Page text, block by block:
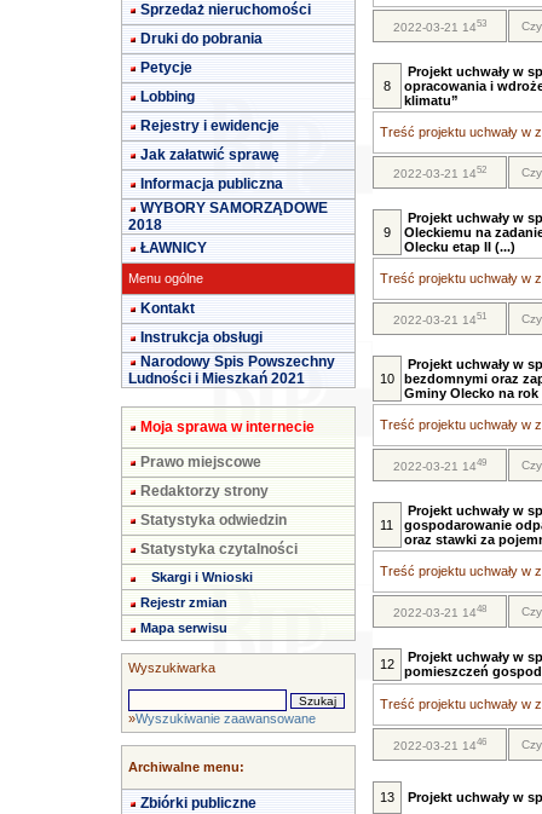
Sprzedaż nieruchomości
Druki do pobrania
Petycje
Lobbing
Rejestry i ewidencje
Jak załatwić sprawę
Informacja publiczna
WYBORY SAMORZĄDOWE
2018
ŁAWNICY
Menu ogólne
Kontakt
Instrukcja obsługi
Narodowy Spis Powszechny
Ludności i Mieszkań 2021
Moja sprawa w internecie
Prawo miejscowe
Redaktorzy strony
Statystyka odwiedzin
Statystyka czytalności
Skargi i Wnioski
Rejestr zmian
Mapa serwisu
Wyszukiwarka
»Wyszukiwanie zaawansowane
Archiwalne menu:
Zbiórki publiczne
2022-03-21 1453
8
Projekt uchwały w
opracowania i
klimatu”
Treść projektu uchwały w
2022-03-21 1452
9
Projekt uchwały w
Oleckiemu na
Olecku etap II (...)
Treść projektu uchwały w
2022-03-21 1451
10
Projekt uchwały w
bezdomnymi oraz
Gminy Olecko na rok
Treść projektu uchwały w
2022-03-21 1449
11
Projekt uchwały w
gospodarowanie
oraz stawki za
Treść projektu uchwały w
2022-03-21 1448
12
Projekt uchwały w
pomieszczeń
Treść projektu uchwały w
2022-03-21 1446
13 Projekt uchwały w